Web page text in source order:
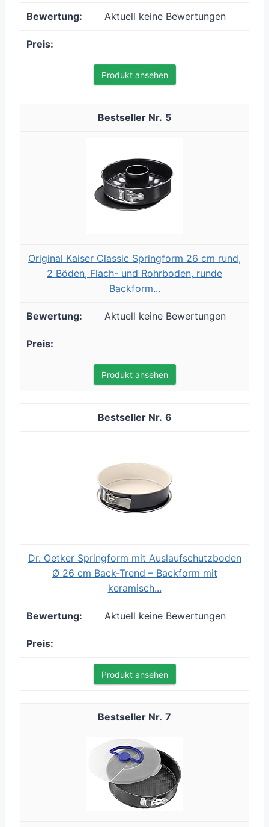
Aktuell keine Bewertungen
Produkt ansehen
5
Original Kaiser Classic Springform 26 cm rund,
2 Böden, Flach- und Rohrboden, runde
Backform...
Aktuell keine Bewertungen
Produkt ansehen
6
Dr. Oetker Springform mit Auslaufschutzboden
Ø 26 cm Back-Trend – Backform mit
keramisch...
Aktuell keine Bewertungen
Produkt ansehen
7